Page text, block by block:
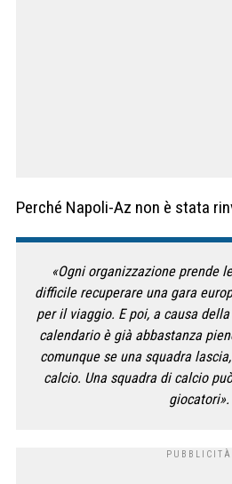
Perché Napoli-Az non è stata
«Ogni organizzazione prende
difficile recuperare una gara
per il viaggio. E poi, a causa
calendario è già abbastanza
comunque se una squadra
calcio. Una squadra di calcio
giocatori».